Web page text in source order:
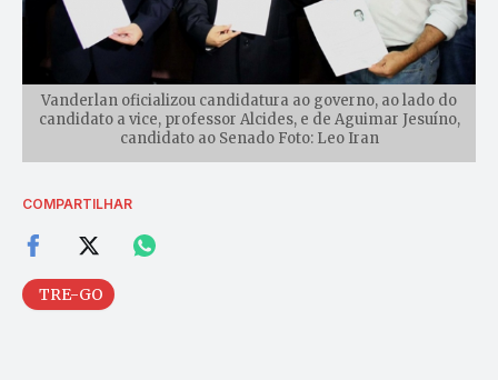
Vanderlan oficializou candidatura ao governo, ao lado do
candidato a vice, professor Alcides, e de Aguimar Jesuíno,
candidato ao Senado Foto: Leo Iran
COMPARTILHAR
TRE-GO